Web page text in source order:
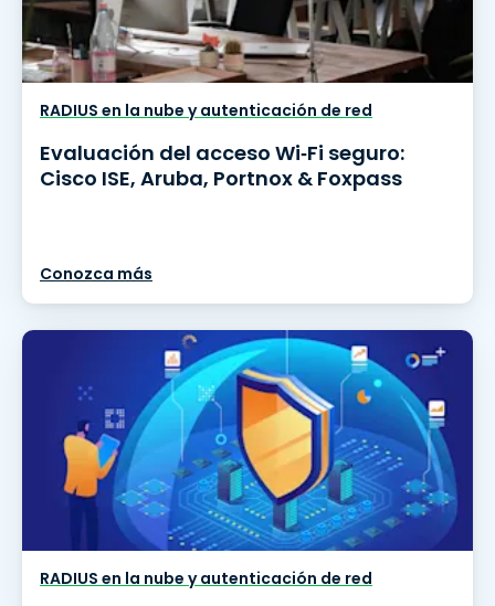
RADIUS en la nube y autenticación de red
Evaluación del acceso Wi‑Fi seguro:
Cisco ISE, Aruba, Portnox & Foxpass
Conozca más
RADIUS en la nube y autenticación de red